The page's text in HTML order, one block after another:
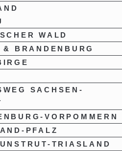
WALD
BRANDENBURG
SACHSEN-
VORPOMMERN
PFALZ
TRIASLAND